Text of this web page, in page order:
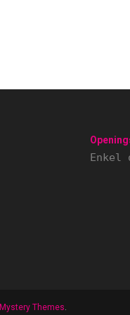
Enkel
Mystery Themes.